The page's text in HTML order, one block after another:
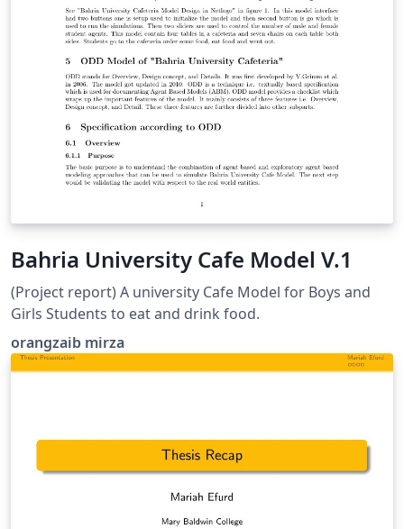
Bahria University Cafe Model V.1
(Project report) A university Cafe Model for Boys and
Girls Students to eat and drink food.
orangzaib mirza